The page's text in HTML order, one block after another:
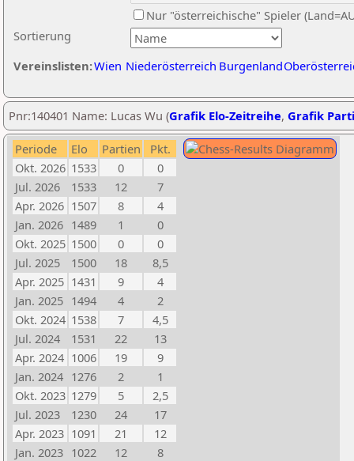
Sortierung
Nur "österreichische" Spieler
Vereinslisten:Wien Niederösterreich Burgenland
Pnr:140401 Name: Lucas Wu (Grafik Elo-Zeitreihe, Grafik
Periode Elo Partien
Pkt.
Okt. 2026 1533 0
0
Jul. 2026
1533 12
7
Apr. 2026 1507 8
4
Jan. 2026 1489 1
0
Okt. 2025 1500 0
0
Jul. 2025
1500 18
8,5
Apr. 2025 1431 9
4
Jan. 2025 1494 4
2
Okt. 2024 1538 7
4,5
Jul. 2024
1531 22
13
Apr. 2024 1006 19
9
Jan. 2024 1276 2
1
Okt. 2023 1279 5
2,5
Jul. 2023
1230 24
17
Apr. 2023 1091 21
12
Jan. 2023 1022 12
8